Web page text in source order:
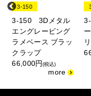
3-150
3-150 3Dメタル
エングレービング
ラメベース ブラッ
クラップ
66,000円(税込)